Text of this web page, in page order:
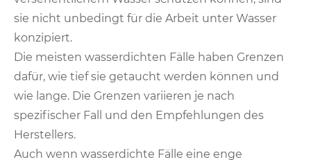
sie nicht unbedingt für die Arbeit unter Wasser
konzipiert.
Die meisten wasserdichten Fälle haben Grenzen
dafür, wie tief sie getaucht werden können und
wie lange. Die Grenzen variieren je nach
spezifischer Fall und den Empfehlungen des
Herstellers.
Auch wenn wasserdichte Fälle eine enge